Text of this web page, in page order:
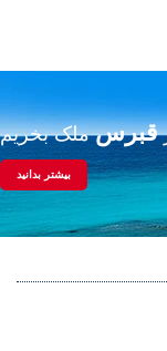
قبرسملک بخریم
بیشتر بدانید